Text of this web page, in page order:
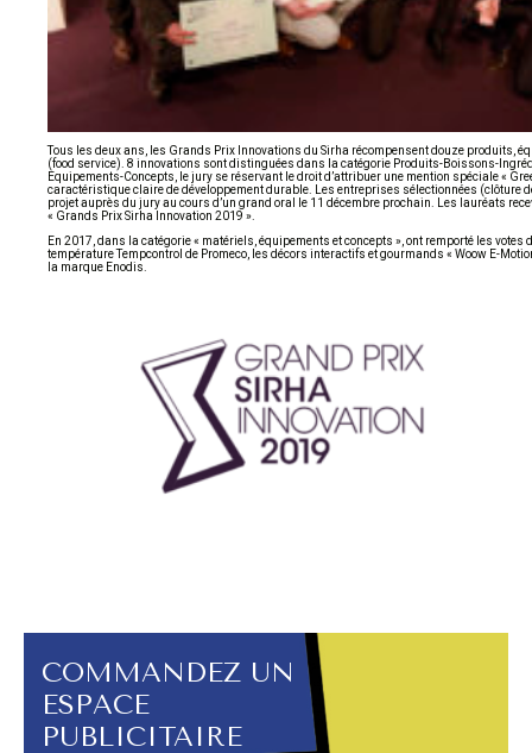
Tous les deux ans, les Grands Prix Innovations du Sirha récompensent douze produits,
(food service). 8 innovations sont distinguées dans la catégorie Produits-Boissons-
Equipements-Concepts, le jury se réservant le droit d’attribuer une mention spéciale «
caractéristique claire de développement durable. Les entreprises sélectionnées (clôture
projet auprès du jury au cours d’un grand oral le 11 décembre prochain. Les lauréats
« Grands Prix Sirha Innovation 2019 ».
En 2017, dans la catégorie « matériels, équipements et concepts », ont remporté les votes
température Tempcontrol de Promeco, les décors interactifs et gourmands « Woow E-
la marque Enodis.
COMMANDEZ UN
ESPACE
PUBLICITAIRE